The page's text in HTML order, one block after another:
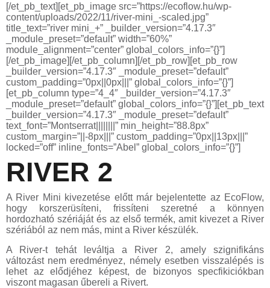
[/et_pb_text][et_pb_image src=”https://ecoflow.hu/wp-
content/uploads/2022/11/river-mini_-scaled.jpg”
title_text=”river mini_+” _builder_version=”4.17.3″
_module_preset=”default” width=”60%”
module_alignment=”center” global_colors_info=”{}”]
[/et_pb_image][/et_pb_column][/et_pb_row][et_pb_row
_builder_version=”4.17.3″ _module_preset=”default”
custom_padding=”0px||0px|||” global_colors_info=”{}”]
[et_pb_column type=”4_4″ _builder_version=”4.17.3″
_module_preset=”default” global_colors_info=”{}”][et_pb_text
_builder_version=”4.17.3″ _module_preset=”default”
text_font=”Montserrat||||||||” min_height=”88.8px”
custom_margin=”||-8px|||” custom_padding=”0px||13px|||”
locked=”off” inline_fonts=”Abel” global_colors_info=”{}”]
RIVER 2
A River Mini kivezetése előtt már bejelentette az EcoFlow,
hogy korszerüsíteni, frissíteni szeretné a könnyen
hordozható szériáját és az első termék, amit kivezet a River
szériából az nem más, mint a River készülék.
A River-t tehát leváltja a River 2, amely szignifikáns
változást nem eredményez, némely esetben visszalépés is
lehet az elődjéhez képest, de bizonyos specfikiciókban
viszont magasan űbereli a Rivert.